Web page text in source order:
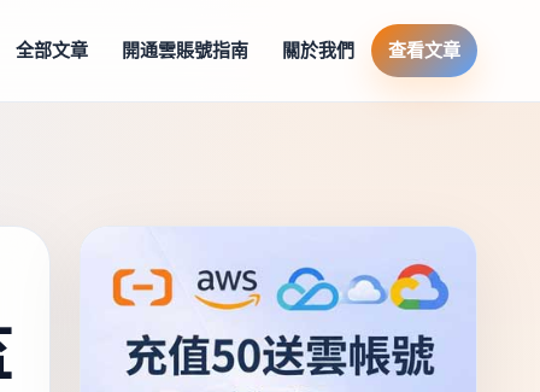
全部文章 開通雲賬號指南 關於我們 查看文章